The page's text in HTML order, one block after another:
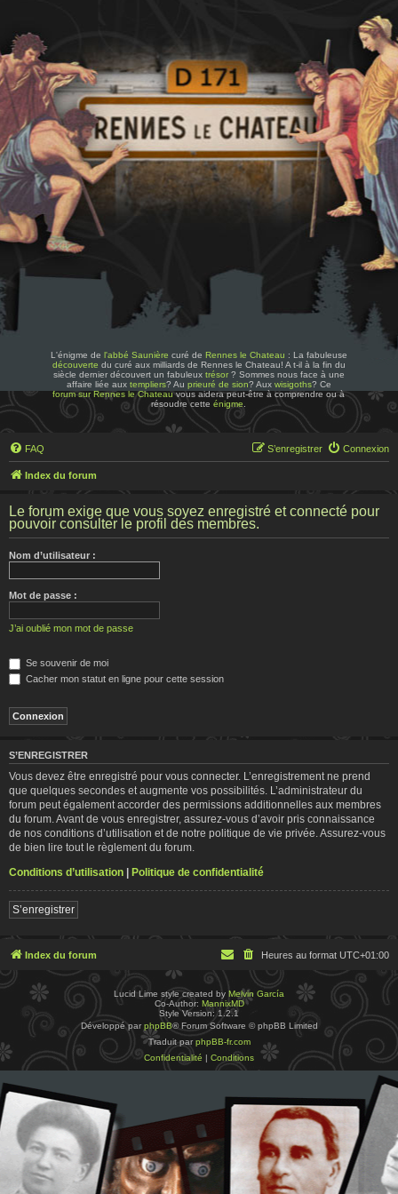
L'énigme de l'abbé Saunière curé de Rennes le Chateau : La fabuleuse
découverte du curé aux milliards de Rennes le Chateau! A t-il à la fin du
siècle dernier découvert un fabuleux trésor? Sommes nous face à une
affaire liée aux templiers? Au prieuré de sion? Aux wisigoths? Ce
forum sur Rennes le Chateauvous aidera peut-être à comprendre ou à
résoudre cetteénigme
FAQ Connexion
S’enregistrer
Index du forum
Le forum exige que vous soyez enregistré et connecté pour
pouvoir consulter le profil des membres.
Nom d’utilisateur :
Mot de passe :
J’ai oublié mon mot de passe
Se souvenir de moi
Cacher mon statut en ligne pour cette session
S’ENREGISTRER
Vous devez être enregistré pour vous connecter. L’enregistrement ne prend
que quelques secondes et augmente vos possibilités. L’administrateur du
forum peut également accorder des permissions additionnelles aux membres
du forum. Avant de vous enregistrer, assurez-vous d’avoir pris connaissance
de nos conditions d’utilisation et de notre politique de vie privée. Assurez-vous
de bien lire tout le règlement du forum.
Conditions d’utilisation | Politique de confidentialité
S’enregistrer
Index du forum Heures au format UTC+01:00
Lucid Lime style created by Melvin García
Co-Author: MannixMD
Style Version: 1.2.1
Développé par phpBB® Forum Software © phpBB Limited
Traduit par phpBB-fr.com
Confidentialité | Conditions